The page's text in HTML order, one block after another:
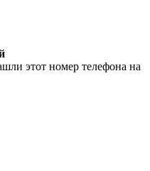
этот номер телефона на